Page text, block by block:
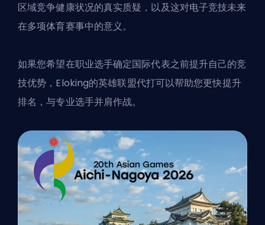
区域竞争健康状况的真实质疑，以及这对电子竞技未来
在多项体育赛事中的意义。
如果您希望在职业选手确定国际代表之前提升自己的竞
技优势， Eloking的英雄联盟代打可以帮助您更快提升
排名，与专业选手并肩作战。